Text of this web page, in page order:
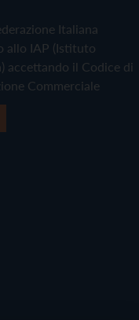
Italiana
allo IAP (Istituto
accettando il Codice di
Commerciale